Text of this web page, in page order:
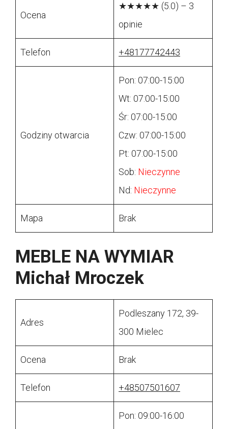
Ocena
★★★★★ (5.0) – 3
opinie
Telefon +48177742443
Godziny otwarcia
Pon: 07:00-15:00
Wt: 07:00-15:00
Śr: 07:00-15:00
Czw: 07:00-15:00
Pt: 07:00-15:00
Sob: Nieczynne
Nd: Nieczynne
Mapa Brak
MEBLE NA WYMIAR
Michał Mroczek
Adres
Podleszany 172, 39-
300 Mielec
Ocena Brak
Telefon +48507501607
Pon: 09:00-16:00